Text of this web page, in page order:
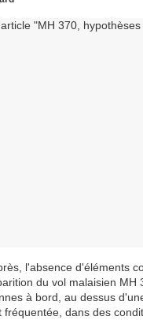
l'absence d'éléments
du vol malaisien MH
à bord, au dessus
fréquentée, dans des